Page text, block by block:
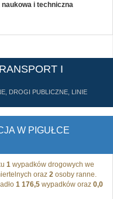
naukowa i techniczna
I
DROGI PUBLICZNE, LINIE
W PIGUŁCE
1 wypadków drogowych we
oraz 2 osoby ranne.
1 176,5 wypadków oraz 0,0